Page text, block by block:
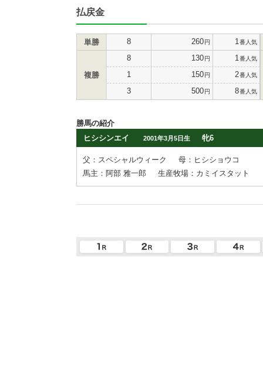
払戻金
単勝 8 260円 1 番人気
複勝
8 130円 1 番人気
1 150円 2番人気
3 500円 8番人気
勝馬の紹介
ヒシシンエイ
2001年3月5日生 牝6
父：スペシャルウィーク
母：ヒシショウコ
馬主：阿部 雅一郎
生産牧場：カミイスタット